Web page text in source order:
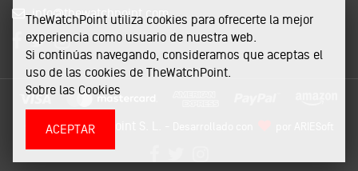
info@thewatchpoint.com
© 2019 The Biz Point S. L. -
TheWatchPoint utiliza cookies para ofrecerte la mejor
experiencia como usuario de nuestra web.
Si continúas navegando, consideramos que aceptas el
uso de las cookies de TheWatchPoint.
Sobre las Cookies
ACEPTAR